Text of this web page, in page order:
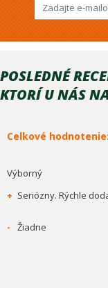
POSLEDNÉ
KTORÍ U NÁS
Celkové hodnotenie:
Výborný
+ Seriózny. Rýchle
- Žiadne